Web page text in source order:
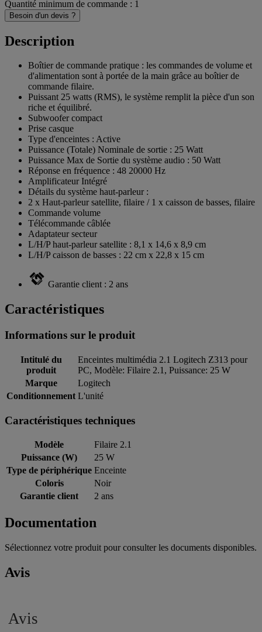
Quantité minimum de commande : 1
Besoin d'un devis ?
Description
Boîtier de commande pratique : les commandes de volume et
d'alimentation sont à portée de la main grâce au boîtier de
commande filaire.
Puissant 25 watts (RMS), le système remplit la pièce d'un son
riche et équilibré.
Subwoofer compact
Prise casque
Type d'enceintes : Active
Puissance (Totale) Nominale de sortie : 25 Watt
Puissance Max de Sortie du système audio : 50 Watt
Réponse en fréquence : 48 20000 Hz
Amplificateur Intégré
Détails du système haut-parleur :
2 x Haut-parleur satellite, filaire / 1 x caisson de basses, filaire
Commande volume
Télécommande câblée
Adaptateur secteur
L/H/P haut-parleur satellite : 8,1 x 14,6 x 8,9 cm
L/H/P caisson de basses : 22 cm x 22,8 x 15 cm
Garantie client : 2 ans
Caractéristiques
Informations sur le produit
Intitulé du
produit
Enceintes multimédia 2.1 Logitech Z313 pour
PC, Modèle: Filaire 2.1, Puissance: 25 W
Marque
Logitech
Conditionnement L'unité
Caractéristiques techniques
Modèle
Filaire 2.1
Puissance (W)
25 W
Type de périphérique Enceinte
Coloris
Noir
Garantie client
2 ans
Documentation
Sélectionnez votre produit pour consulter les documents disponibles.
Avis